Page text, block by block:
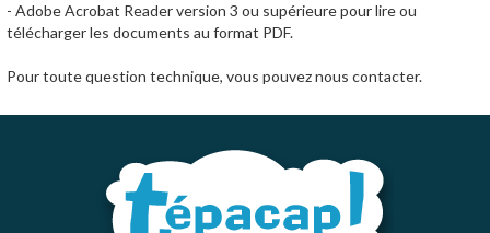
- Adobe Acrobat Reader version 3 ou supérieure pour lire ou
télécharger les documents au format PDF.
Pour toute question technique, vous pouvez nous contacter.